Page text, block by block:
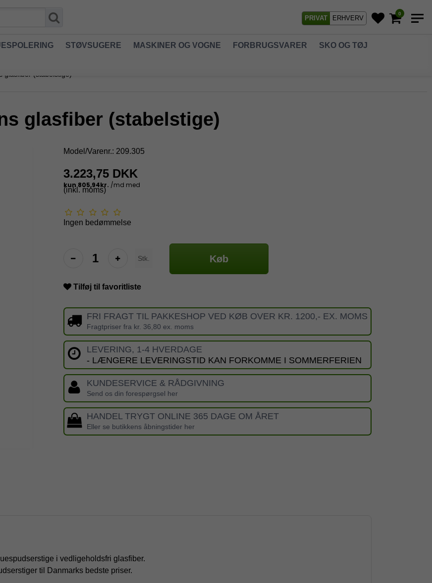
PRIVAT ERHVERV
0
STØVSUGERE MASKINER OG VOGNE FORBRUGSVARER SKO OG TØJ
glasfiber (stabelstige)
glasfiber (stabelstige)
Model/Varenr.: 209.305
3.223,75 DKK
(inkl. moms)
Ingen bedømmelse
Stk. Køb
Tilføj til favoritliste
FRI FRAGT TIL PAKKESHOP VED KØB OVER KR. 1200,- EX. MOMS
Fragtpriser fra kr. 36,80 ex. moms
LEVERING, 1-4 HVERDAGE
- LÆNGERE LEVERINGSTID KAN FORKOMME I SOMMERFERIEN
KUNDESERVICE & RÅDGIVNING
Send os din forespørgsel her
HANDEL TRYGT ONLINE 365 DAGE OM ÅRET
Eller se butikkens åbningstider her
i vedligeholdsfri glasfiber.
til Danmarks bedste priser.